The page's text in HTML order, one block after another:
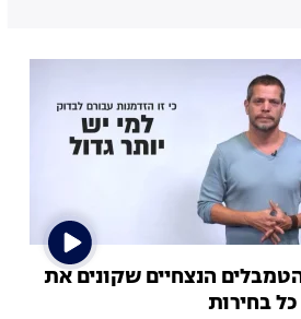
הנצחיים שקונים את
בחירות